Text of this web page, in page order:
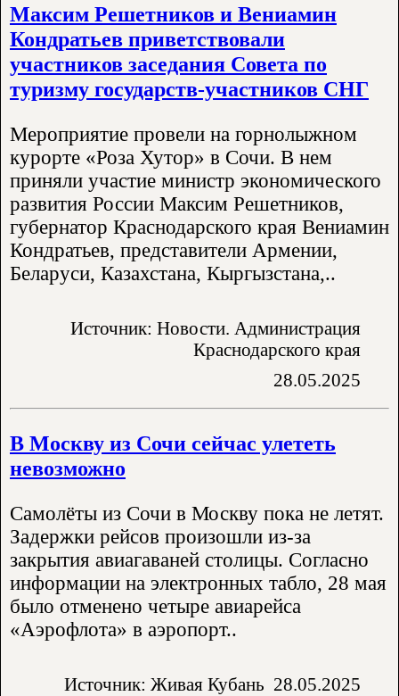
Максим Решетников и Вениамин
Кондратьев приветствовали
участников заседания Совета по
туризму государств-участников СНГ
Мероприятие провели на горнолыжном
курорте «Роза Хутор» в Сочи. В нем
приняли участие министр экономического
развития России Максим Решетников,
губернатор Краснодарского края Вениамин
Кондратьев, представители Армении,
Беларуси, Казахстана, Кыргызстана,..
Источник: Новости. Администрация
Краснодарского края
28.05.2025
В Москву из Сочи сейчас улететь
невозможно
Самолёты из Сочи в Москву пока не летят.
Задержки рейсов произошли из-за
закрытия авиагаваней столицы. Согласно
информации на электронных табло, 28 мая
было отменено четыре авиарейса
«Аэрофлота» в аэропорт..
Источник: Живая Кубань 28.05.2025